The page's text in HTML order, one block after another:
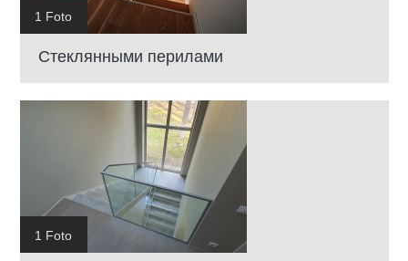
1 Foto
Cтеклянными перилами
1 Foto